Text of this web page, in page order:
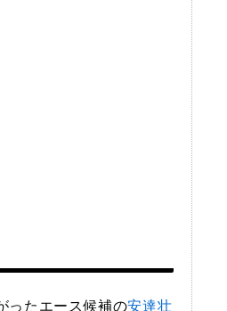
ったエース候補の安達壮